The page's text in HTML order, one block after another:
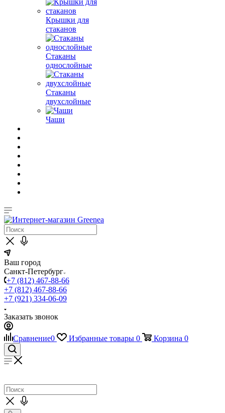
Крышки для
стаканов
Стаканы
однослойные
Стаканы
двухслойные
Чаши
Ваш город
Санкт-Петербург
+7 (812) 467-88-66
+7 (812) 467-88-66
+7 (921) 334-06-09
Заказать звонок
Сравнение0 Избранные товары 0 Корзина 0